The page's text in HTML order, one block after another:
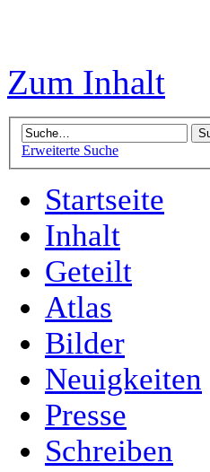
Zum Inhalt
Erweiterte Suche
Startseite
Inhalt
Geteilt
Atlas
Bilder
Neuigkeiten
Presse
Schreiben